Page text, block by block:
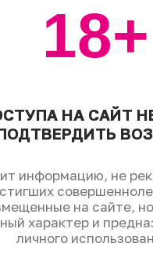
НА САЙТ
информацию, не
на сайте,
характер и
личного
18+